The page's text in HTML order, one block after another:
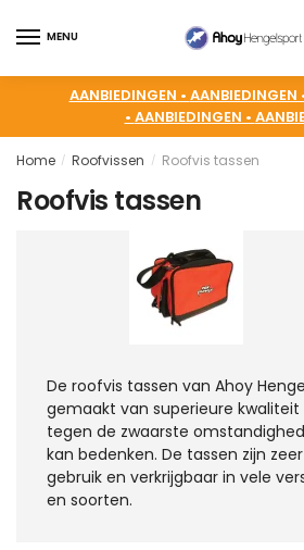
MENU
AANBIEDINGEN • AANBIEDINGEN
• AANBIEDINGEN •
Home / Roofvissen / Roofvis tassen
Roofvis tassen
De roofvis tassen van Ahoy
gemaakt van superieure kwaliteit
tegen de zwaarste
kan bedenken. De tassen zijn
gebruik en verkrijgbaar in vele
en soorten.